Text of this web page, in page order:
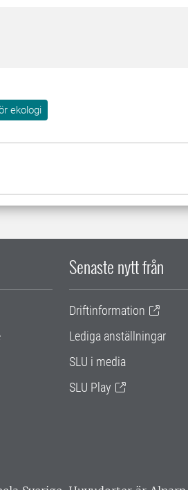
ekologi
Senaste nytt från
Driftinformation
Lediga anställningar
SLU i media
SLU Play